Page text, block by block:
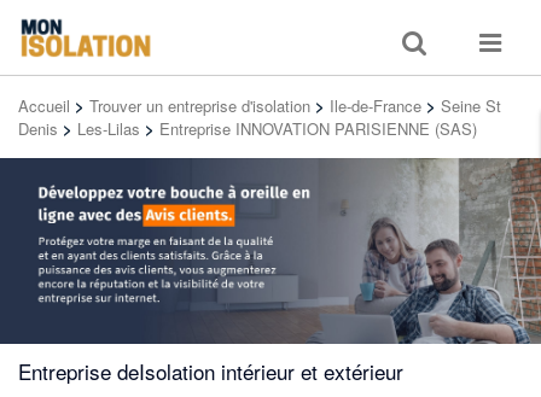
Toggle
search
Toggle
Accueil > Trouver un entreprise d'isolation > Ile-de-France > Seine St
Denis > Les-Lilas > Entreprise INNOVATION PARISIENNE (SAS)
Entreprise deIsolation intérieur et extérieur